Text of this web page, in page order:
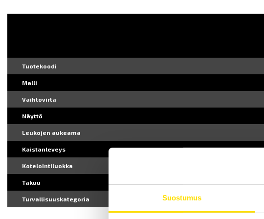
Suostumus
Tuotekoodi
Malli
Vaihtovirta
Näyttö
Leukojen aukeama
Kaistanleveys
Kotelointiluokka
Takuu
Turvallisuuskategoria